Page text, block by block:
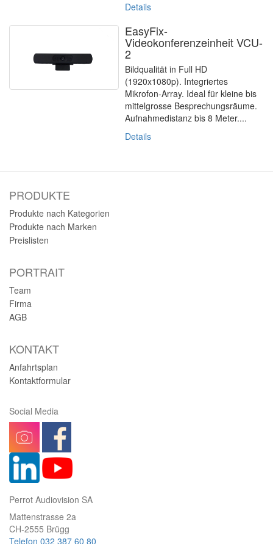
Details
EasyFix-
Videokonferenzeinheit VCU-
2
Bildqualität in Full HD
(1920x1080p). Integriertes
Mikrofon-Array. Ideal für kleine bis
mittelgrosse Besprechungsräume.
Aufnahmedistanz bis 8 Meter....
Details
PRODUKTE
Produkte nach Kategorien
Produkte nach Marken
Preislisten
PORTRAIT
Team
Firma
AGB
KONTAKT
Anfahrtsplan
Kontaktformular
Social Media
Perrot Audiovision SA
Mattenstrasse 2a
CH-2555 Brügg
Telefon 032 387 60 80